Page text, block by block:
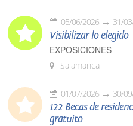
05/06/2026 31/
Visibilizar lo elegido
EXPOSICIONES
Salamanca
01/07/2026 30/
122 Becas de
gratuito